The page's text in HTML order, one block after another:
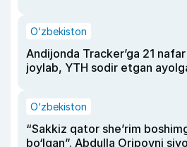
O‘zbekiston
Andijonda Tracker’ga 21
joylab, YTH sodir etgan
O‘zbekiston
“Sakkiz qator she’rim
bo‘lgan”. Abdulla Oripovni